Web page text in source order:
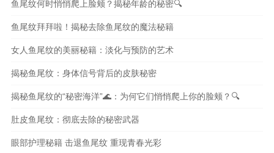
鱼尾纹何时悄悄爬上脸颊？揭秘年龄的秘密🔍
鱼尾纹拜拜啦！揭秘去除鱼尾纹的魔法秘籍
女人鱼尾纹的美丽秘籍：淡化与预防的艺术
揭秘鱼尾纹：身体信号背后的皮肤秘密
揭秘鱼尾纹的“秘密海洋”🌊：为何它们悄悄爬上你的脸颊？🔍
肚皮鱼尾纹：彻底去除的秘密武器
眼部护理秘籍 击退鱼尾纹 重现青春光彩